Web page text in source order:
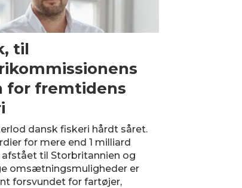
til
for fremtidens
dansk fiskeri hårdt såret.
for mere end 1 milliard
afstået til Storbritannien og
omsætningsmuligheder er
forsvundet for fartøjer,